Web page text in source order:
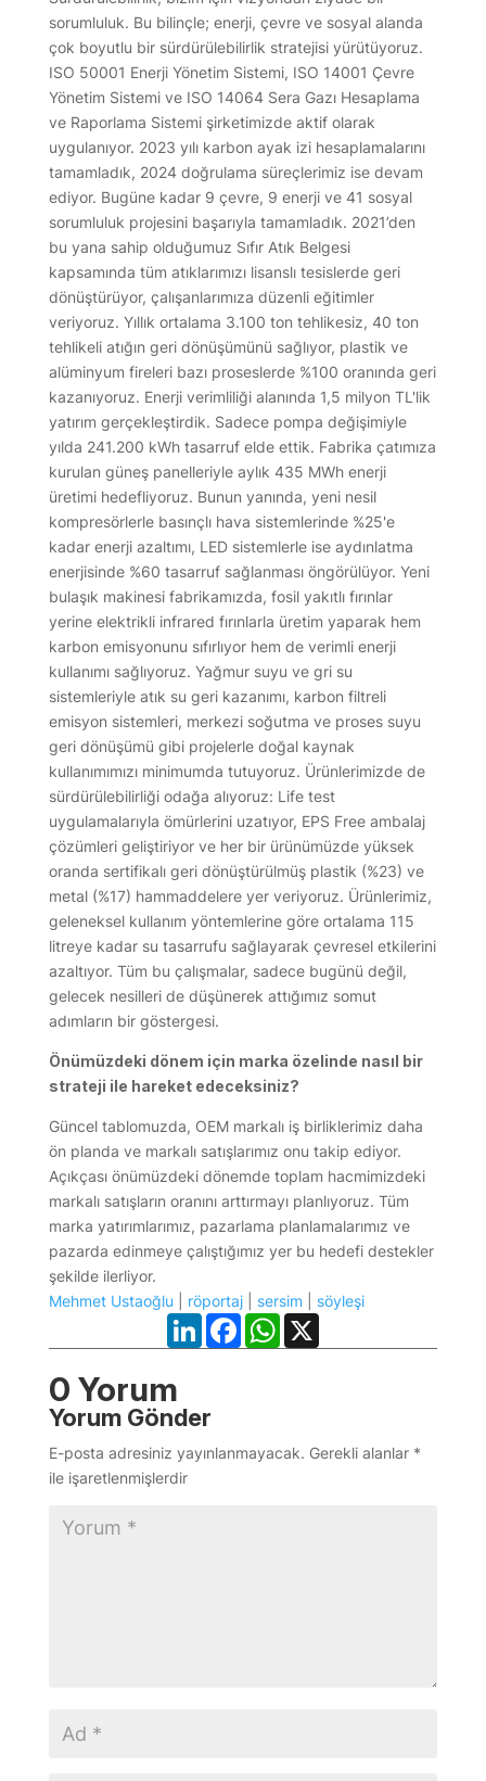
sorumluluk. Bu bilinçle; enerji, çevre ve sosyal alanda
çok boyutlu bir sürdürülebilirlik stratejisi yürütüyoruz.
ISO 50001 Enerji Yönetim Sistemi, ISO 14001 Çevre
Yönetim Sistemi ve ISO 14064 Sera Gazı Hesaplama
ve Raporlama Sistemi şirketimizde aktif olarak
uygulanıyor. 2023 yılı karbon ayak izi hesaplamalarını
tamamladık, 2024 doğrulama süreçlerimiz ise devam
ediyor. Bugüne kadar 9 çevre, 9 enerji ve 41 sosyal
sorumluluk projesini başarıyla tamamladık. 2021’den
bu yana sahip olduğumuz Sıfır Atık Belgesi
kapsamında tüm atıklarımızı lisanslı tesislerde geri
dönüştürüyor, çalışanlarımıza düzenli eğitimler
veriyoruz. Yıllık ortalama 3.100 ton tehlikesiz, 40 ton
tehlikeli atığın geri dönüşümünü sağlıyor, plastik ve
alüminyum fireleri bazı proseslerde %100 oranında geri
kazanıyoruz. Enerji verimliliği alanında 1,5 milyon TL'lik
yatırım gerçekleştirdik. Sadece pompa değişimiyle
yılda 241.200 kWh tasarruf elde ettik. Fabrika çatımıza
kurulan güneş panelleriyle aylık 435 MWh enerji
üretimi hedefliyoruz. Bunun yanında, yeni nesil
kompresörlerle basınçlı hava sistemlerinde %25'e
kadar enerji azaltımı, LED sistemlerle ise aydınlatma
enerjisinde %60 tasarruf sağlanması öngörülüyor. Yeni
bulaşık makinesi fabrikamızda, fosil yakıtlı fırınlar
yerine elektrikli infrared fırınlarla üretim yaparak hem
karbon emisyonunu sıfırlıyor hem de verimli enerji
kullanımı sağlıyoruz. Yağmur suyu ve gri su
sistemleriyle atık su geri kazanımı, karbon filtreli
emisyon sistemleri, merkezi soğutma ve proses suyu
geri dönüşümü gibi projelerle doğal kaynak
kullanımımızı minimumda tutuyoruz. Ürünlerimizde de
sürdürülebilirliği odağa alıyoruz: Life test
uygulamalarıyla ömürlerini uzatıyor, EPS Free ambalaj
çözümleri geliştiriyor ve her bir ürünümüzde yüksek
oranda sertifikalı geri dönüştürülmüş plastik (%23) ve
metal (%17) hammaddelere yer veriyoruz. Ürünlerimiz,
geleneksel kullanım yöntemlerine göre ortalama 115
litreye kadar su tasarrufu sağlayarak çevresel etkilerini
azaltıyor. Tüm bu çalışmalar, sadece bugünü değil,
gelecek nesilleri de düşünerek attığımız somut
adımların bir göstergesi.
Önümüzdeki dönem için marka özelinde nasıl bir
strateji ile hareket edeceksiniz?
Güncel tablomuzda, OEM markalı iş birliklerimiz daha
ön planda ve markalı satışlarımız onu takip ediyor.
Açıkçası önümüzdeki dönemde toplam hacmimizdeki
markalı satışların oranını arttırmayı planlıyoruz. Tüm
marka yatırımlarımız, pazarlama planlamalarımız ve
pazarda edinmeye çalıştığımız yer bu hedefi destekler
şekilde ilerliyor.
Mehmet Ustaoğlu
röportaj| sersim
söyleşi
LinkedInFacebookWhatsApp
X
0 Yorum
Yorum Gönder
E-posta adresiniz yayınlanmayacak. Gerekli alanlar *
ile işaretlenmişlerdir